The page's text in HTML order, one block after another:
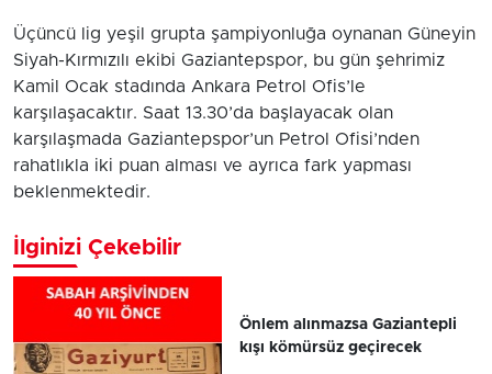
Üçüncü lig yeşil grupta şampiyonluğa oynanan Güneyin
Siyah-Kırmızılı ekibi Gaziantepspor, bu gün şehrimiz
Kamil Ocak stadında Ankara Petrol Ofis’le
karşılaşacaktır. Saat 13.30’da başlayacak olan
karşılaşmada Gaziantepspor’un Petrol Ofisi’nden
rahatlıkla iki puan alması ve ayrıca fark yapması
beklenmektedir.
İlginizi Çekebilir
Önlem alınmazsa Gaziantepli
kışı kömürsüz geçirecek